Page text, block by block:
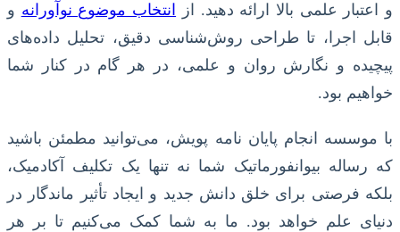
و اعتبار علمی بالا ارائه دهید. از
انتخاب موضوع نوآورانه و
قابل اجرا، تا طراحی روش‌شناسی دقیق، تحلیل داده‌های
پیچیده و نگارش روان و علمی، در هر گام در کنار شما
خواهیم بود.
با موسسه انجام پایان نامه پویش، می‌توانید مطمئن باشید
که رساله بیوانفورماتیک شما نه تنها یک تکلیف آکادمیک،
بلکه فرصتی برای خلق دانش جدید و ایجاد تأثیر ماندگار در
دنیای علم خواهد بود. ما به شما کمک می‌کنیم تا بر هر